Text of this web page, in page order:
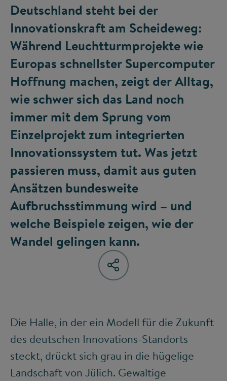
Deutschland steht bei der
Innovationskraft am Scheideweg:
Während Leuchtturmprojekte wie
Europas schnellster Supercomputer
Hoffnung machen, zeigt der Alltag,
wie schwer sich das Land noch
immer mit dem Sprung vom
Einzelprojekt zum integrierten
Innovationssystem tut. Was jetzt
passieren muss, damit aus guten
Ansätzen bundesweite
Aufbruchsstimmung wird – und
welche Beispiele zeigen, wie der
Wandel gelingen kann.
Die Halle, in der ein Modell für die Zukunft
des deutschen Innovations-Standorts
steckt, drückt sich grau in die hügelige
Landschaft von Jülich. Gewaltige